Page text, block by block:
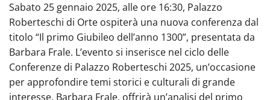
Sabato 25 gennaio 2025, alle ore 16:30, Palazzo
Roberteschi di Orte ospiterà una nuova conferenza dal
titolo “Il primo Giubileo dell’anno 1300”, presentata da
Barbara Frale. L’evento si inserisce nel ciclo delle
Conferenze di Palazzo Roberteschi 2025, un’occasione
per approfondire temi storici e culturali di grande
interesse. Barbara Frale, offrirà un’analisi del primo